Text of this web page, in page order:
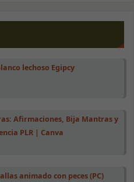
lechoso Egipcy
Afirmaciones, Bija Mantras y
PLR | Canva
animado con peces (PC)